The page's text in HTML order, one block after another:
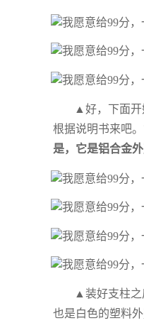
▲好，下面开
根据说明书来吧
是，它是铝合金
▲装好支柱之
也是白色的塑料